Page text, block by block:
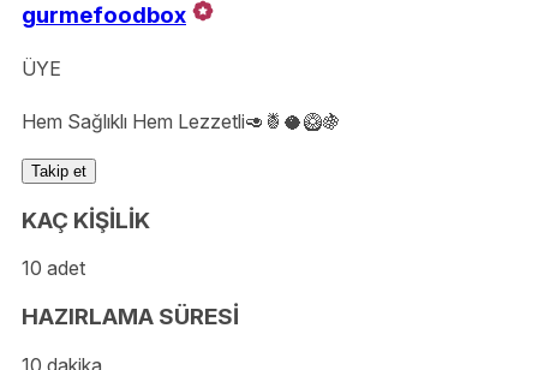
gurmefoodbox
ÜYE
Hem Sağlıklı Hem Lezzetli🥑🍍🥥🥝🍇
Takip et
KAÇ KİŞİLİK
10 adet
HAZIRLAMA SÜRESİ
10 dakika